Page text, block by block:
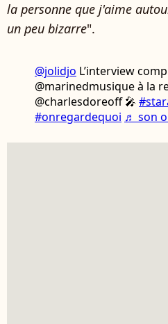
la personne que j'aime
un peu bizarre".
@jolidjo L’interview
@marinedmusique à la
@charlesdoreoff 🎤
#onregardequoi ♬ son